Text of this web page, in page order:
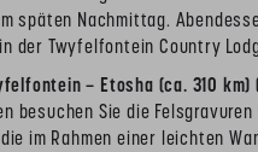
späten Nachmittag.
der Twyfelfontein Country
– Etosha (ca. 310 km)
besuchen Sie die Felsgravuren
im Rahmen einer leichten